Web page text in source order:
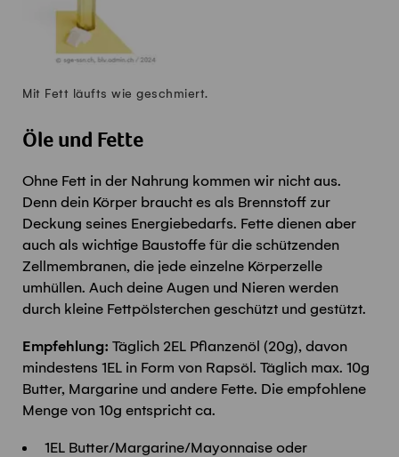
Mit Fett läufts wie geschmiert.
Öle und Fette
Ohne Fett in der Nahrung kommen wir nicht aus.
Denn dein Körper braucht es als Brennstoff zur
Deckung seines Energiebedarfs. Fette dienen aber
auch als wichtige Baustoffe für die schützenden
Zellmembranen, die jede einzelne Körperzelle
umhüllen. Auch deine Augen und Nieren werden
durch kleine Fettpölsterchen geschützt und gestützt.
Empfehlung: Täglich 2EL Pflanzenöl (20g), davon
mindestens 1EL in Form von Rapsöl. Täglich max. 10g
Butter, Margarine und andere Fette. Die empfohlene
Menge von 10g entspricht ca.
1EL Butter/Margarine/Mayonnaise oder